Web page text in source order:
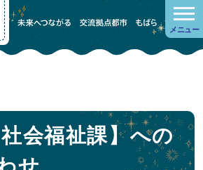
メニュー
社会福祉課】への